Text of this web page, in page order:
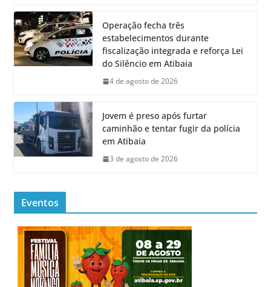
Operação fecha três
estabelecimentos durante
fiscalização integrada e reforça Lei
do Silêncio em Atibaia
4 de agosto de 2026
Jovem é preso após furtar
caminhão e tentar fugir da polícia
em Atibaia
3 de agosto de 2026
Eventos